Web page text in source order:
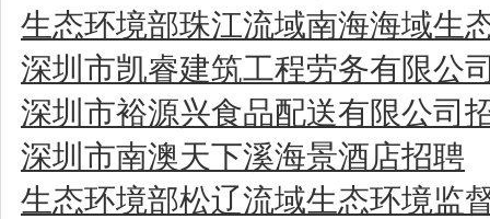
生态环境部珠江流域南海海域生
深圳市凯睿建筑工程劳务有限公
深圳市裕源兴食品配送有限公司
深圳市南澳天下溪海景酒店招聘
生态环境部松辽流域生态环境监